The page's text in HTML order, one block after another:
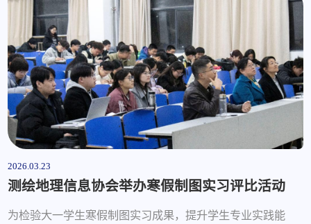
讲会伊始，协会负责人孙雅楠简要介绍了活动背景及流程。
随后，中地数码公司负责人通过线上连线，围绕GIS开发的
创新应用与实训价值展开系统讲解，...
2026.03.23
测绘地理信息协会举办寒假制图实习评比活动
为检验大一学生寒假制图实习成果，提升学生专业实践能